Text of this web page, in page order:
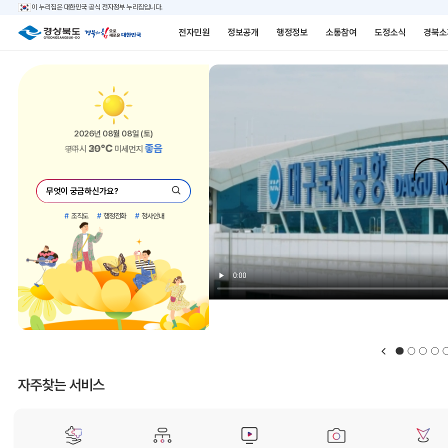
이 누리집은 대한민국 공식 전자정부 누리집입니다.
전자민원 정보공개 행정정보 소통참여 도정소식 경북
2026년 08월 08일 (토)
포항시 28℃미세먼지좋음
2026년 08월 08일 (토)
경주시 28℃미세먼지좋음
2026년 08월 08일 (토)
김천시 29℃미세먼지좋음
2026년 08월 08일 (토)
안동시 30℃ 미세먼지좋음
2026년 08월 08일 (토)
구미시 30℃ 미세먼지좋음
2026년 08월 08일 (토)
영주시 29℃미세먼지좋음
2026년 08월 08일 (토)
영천시 29℃미세먼지좋음
2026년 08월 08일 (토)
상주시 29℃미세먼지좋음
2026년 08월 08일 (토)
문경시 30℃ 미세먼지좋음
2026년 08월 08일 (토)
경산시 30℃ 미세먼지좋음
2026년 08월 08일 (토)
의성군 29℃미세먼지좋음
2026년 08월 08일 (토)
청송군 29℃미세먼지좋음
2026년 08월 08일 (토)
영양군27℃미세먼지 좋음
2026년 08월 08일 (토)
영덕군 28℃미세먼지좋음
2026년 08월 08일 (토)
청도군 29℃미세먼지좋음
2026년 08월 08일 (토)
고령군 30℃ 미세먼지좋음
2026년 08월 08일 (토)
성주군 29℃미세먼지좋음
2026년 08월 08일 (토)
칠곡군 30℃ 미세먼지좋음
2026년 08월 08일 (토)
봉화군 30℃ 미세먼지좋음
2026년 08월 08일 (토)
예천군 30℃ 미세먼지좋음
2026년 08월 08일 (토)
울진군 28℃미세먼지좋음
2026년 08월 08일 (토)
울릉군 29℃미세먼지좋음
# 조직도 # 행정전화 # 청사안내
자주찾는 서비스